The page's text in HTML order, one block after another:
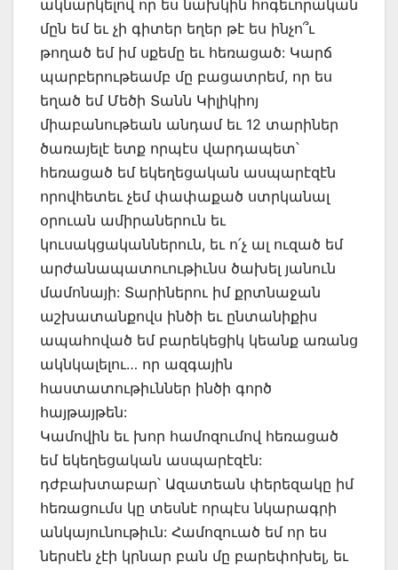
ակնարկելով որ ես նախկին հոգեւորական
մըն եմ եւ չի գիտեր եղեր թէ ես ինչո՞ւ
թողած եմ իմ սքեմը եւ հեռացած: Կարճ
պարբերութեամբ մը բացատրեմ, որ ես
եղած եմ Մեծի Տանն Կիլիկիոյ
միաբանութեան անդամ եւ 12 տարիներ
ծառայելէ ետք որպէս վարդապետ՝
հեռացած եմ եկեղեցական ասպարէզէն
որովհետեւ չեմ փափաքած ստրկանալ
օրուան ամիրաներուն եւ
կուսակցականներուն, եւ ո՛չ ալ ուզած եմ
արժանապատուութիւնս ծախել յանուն
մամոնայի: Տարիներու իմ քրտնաջան
աշխատանքովս ինծի եւ ընտանիքիս
ապահոված եմ բարեկեցիկ կեանք առանց
ակնկալելու… որ ազգային
հաստատութիւններ ինծի գործ
հայթայթեն:
Կամովին եւ խոր համոզումով հեռացած
եմ եկեղեցական ասպարէզէն:
դժբախտաբար՝ Ազատեան փերեզակը իմ
հեռացումս կը տեսնէ որպէս նկարագրի
անկայունութիւն: Համոզուած եմ որ ես
ներսէն չէի կրնար բան մը բարեփոխել, եւ